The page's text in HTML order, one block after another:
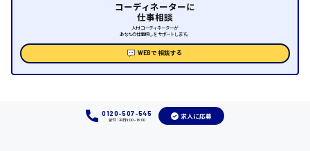
コーディネーターに
仕事相談
人材コーディネーターが
あなたの仕事探しをサポートします。
WEBで相談する
0120-507-545
受付：平日9:00 - 18:00
求人に応募